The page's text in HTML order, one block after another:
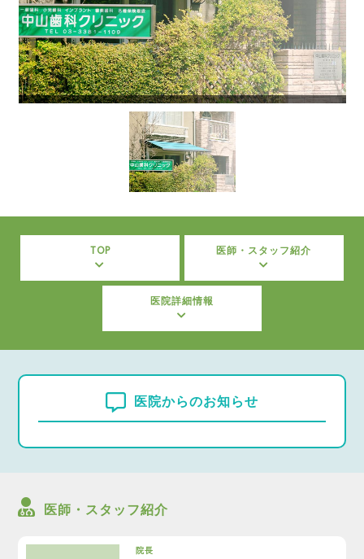
TOP 医師・スタッフ紹介
医院詳細情報
医院からのお知らせ
医師・スタッフ紹介
院長